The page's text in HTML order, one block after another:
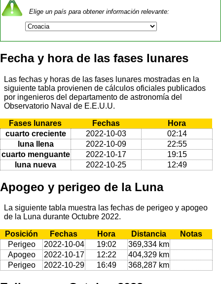
Elige un país para obtener información relevante:
Fecha y hora de las fases lunares
Las fechas y horas de las fases lunares mostradas en la
siguiente tabla provienen de cálculos oficiales publicados
por ingenieros del departamento de astronomía del
Observatorio Naval de E.E.U.U.
Fases lunares Fechas
Hora
cuarto creciente
2022-10-03
02:14
luna llena
2022-10-09
22:55
cuarto menguante
2022-10-17
19:15
luna nueva
2022-10-25 12:49
Apogeo y perigeo de la Luna
La siguiente tabla muestra las fechas de perigeo y apogeo
de la Luna durante Octubre 2022.
Posición Fechas Hora Distancia
Notas
Perigeo
2022-10-04 19:02
369,334 km
Apogeo
2022-10-17 12:22
404,329 km
Perigeo
2022-10-29 16:49 368,287 km